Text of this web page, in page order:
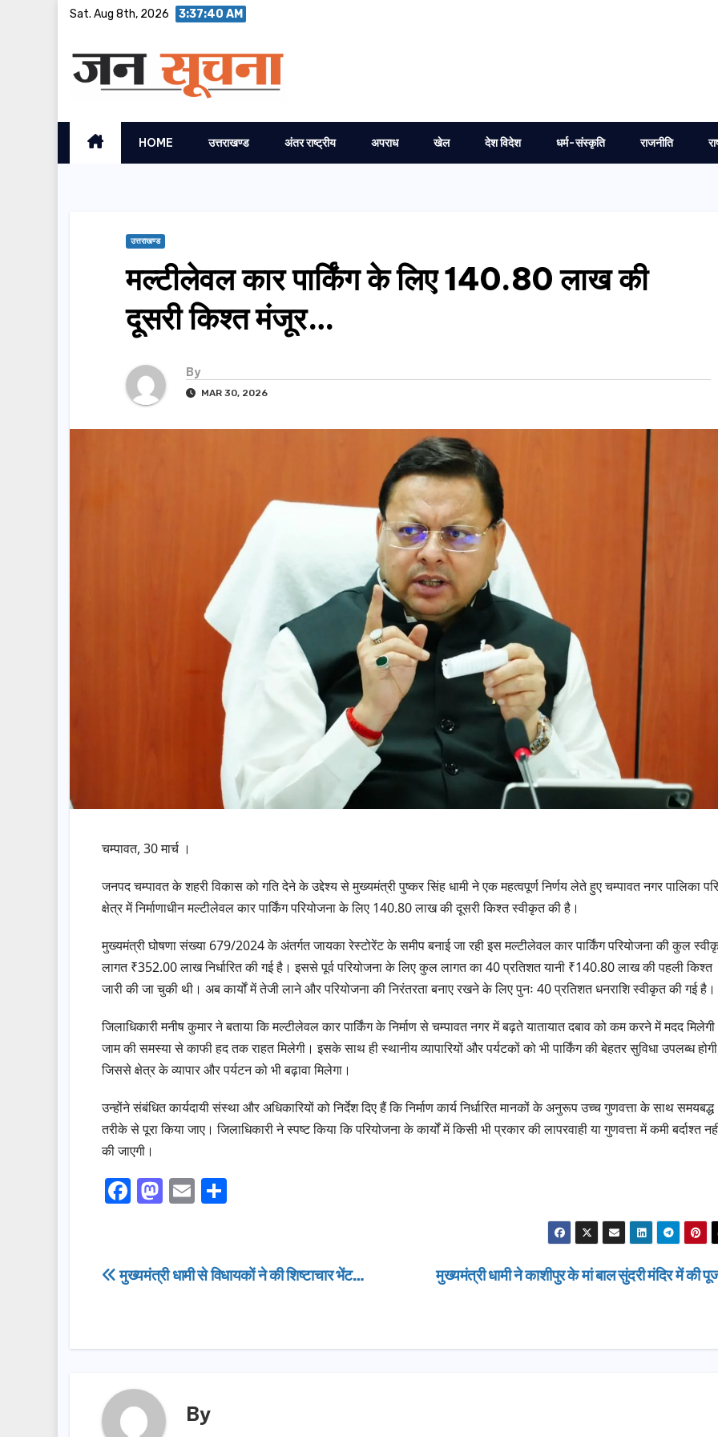
Sat. Aug 8th, 2026 3:37:42 AM
HOME उत्तराखण्ड अंतर राष्ट्रीय अपराध खेल देश विदेश धर्म-संस्कृति राजनीति
उत्तराखण्ड
मल्टीलेवल कार पार्किंग के लिए 140.80 लाख की
दूसरी किश्त मंजूर…
By
MAR 30, 2026
चम्पावत, 30 मार्च ।
जनपद चम्पावत के शहरी विकास को गति देने के उद्देश्य से मुख्यमंत्री पुष्कर सिंह धामी ने एक महत्वपूर्ण निर्णय लेते हुए चम्पावत नगर पालिका
क्षेत्र में निर्माणाधीन मल्टीलेवल कार पार्किंग परियोजना के लिए 140.80 लाख की दूसरी किश्त स्वीकृत की है।
मुख्यमंत्री घोषणा संख्या 679/2024 के अंतर्गत जायका रेस्टोरेंट के समीप बनाई जा रही इस मल्टीलेवल कार पार्किंग परियोजना की कुल
लागत ₹352.00 लाख निर्धारित की गई है। इससे पूर्व परियोजना के लिए कुल लागत का 40 प्रतिशत यानी ₹140.80 लाख की पहली किश्त
जारी की जा चुकी थी। अब कार्यों में तेजी लाने और परियोजना की निरंतरता बनाए रखने के लिए पुनः 40 प्रतिशत धनराशि स्वीकृत की गई है।
जिलाधिकारी मनीष कुमार ने बताया कि मल्टीलेवल कार पार्किंग के निर्माण से चम्पावत नगर में बढ़ते यातायात दबाव को कम करने में मदद
जाम की समस्या से काफी हद तक राहत मिलेगी। इसके साथ ही स्थानीय व्यापारियों और पर्यटकों को भी पार्किंग की बेहतर सुविधा उपलब्ध
जिससे क्षेत्र के व्यापार और पर्यटन को भी बढ़ावा मिलेगा।
उन्होंने संबंधित कार्यदायी संस्था और अधिकारियों को निर्देश दिए हैं कि निर्माण कार्य निर्धारित मानकों के अनुरूप उच्च गुणवत्ता के साथ समयबद्ध
तरीके से पूरा किया जाए। जिलाधिकारी ने स्पष्ट किया कि परियोजना के कार्यों में किसी भी प्रकार की लापरवाही या गुणवत्ता में कमी बर्दाश्त
की जाएगी।
F
e
o
M
o
n
E
e
Post
मुख्यमंत्री धामी ने काशीपुर के मां बाल सुंदरी मंदिर में की
मुख्यमंत्री धामी से विधायकों ने की शिष्टाचार भेंट…
By
उत्तराखण्ड
दिल्ली-
डीएम ने किया